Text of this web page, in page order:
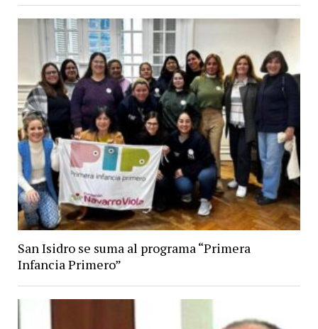
San Isidro se suma al programa “Primera
Infancia Primero”